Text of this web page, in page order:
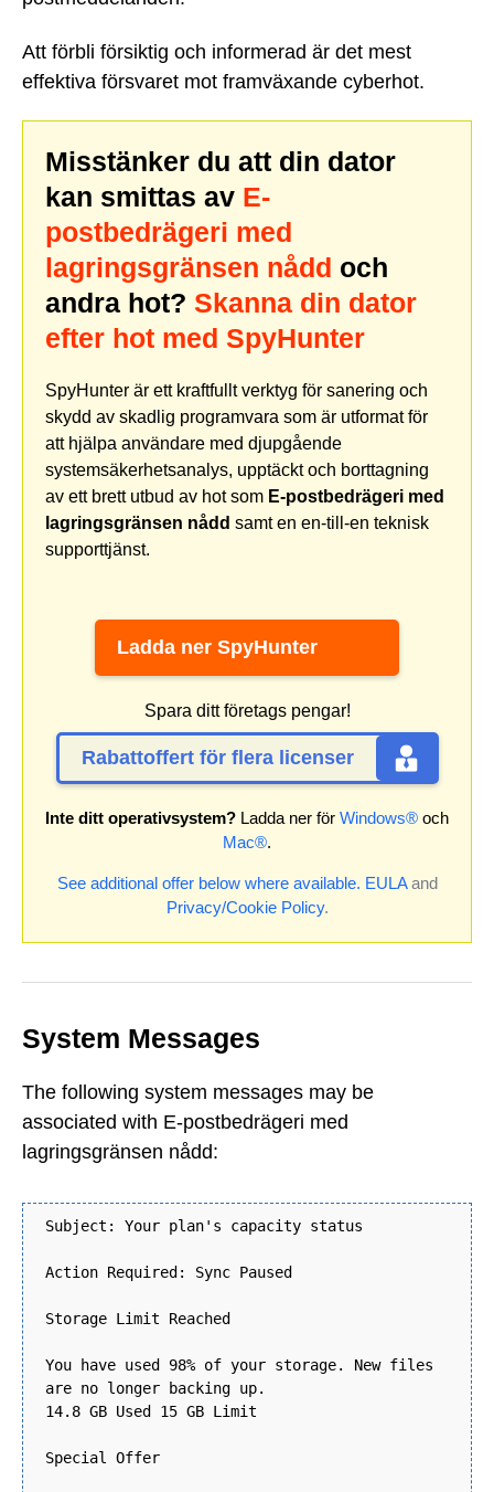
Att förbli försiktig och informerad är det mest
effektiva försvaret mot framväxande cyberhot.
Misstänker du att din dator
kan smittas av E-
postbedrägeri med
lagringsgränsen nådd och
andra hot? Skanna din dator
efter hot med SpyHunter
SpyHunter är ett kraftfullt verktyg för sanering och
skydd av skadlig programvara som är utformat för
att hjälpa användare med djupgående
systemsäkerhetsanalys, upptäckt och borttagning
av ett brett utbud av hot som E-postbedrägeri med
lagringsgränsen nådd samt en en-till-en teknisk
supporttjänst.
Ladda ner SpyHunter
Spara ditt företags pengar!
Rabattoffert för flera licenser
Inte ditt operativsystem? Ladda ner för Windows® och
Mac®.
See additional offer below where available. EULAand
Privacy/Cookie Policy.
System Messages
The following system messages may be
associated with E-postbedrägeri med
lagringsgränsen nådd:
Subject: Your plan's capacity status
Action Required: Sync Paused
Storage Limit Reached
You have used 98% of your storage. New files
are no longer backing up.
14.8 GB Used 15 GB Limit
Special Offer